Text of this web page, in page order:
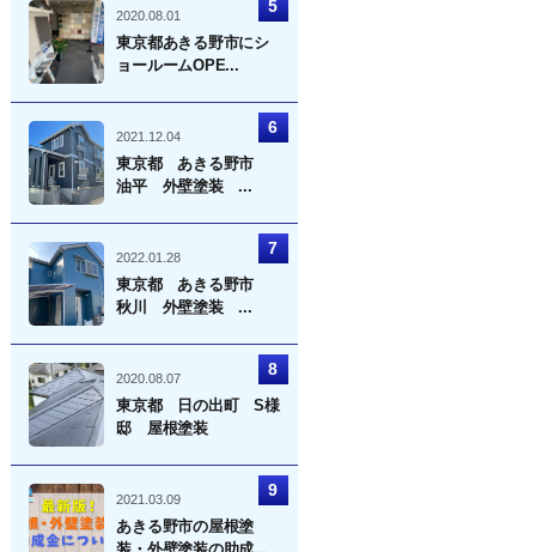
2020.08.01
東京都あきる野市にシ
ョールームOPE...
2021.12.04
東京都 あきる野市
油平 外壁塗装 ...
2022.01.28
東京都 あきる野市
秋川 外壁塗装 ...
2020.08.07
東京都 日の出町 S様
邸 屋根塗装
2021.03.09
あきる野市の屋根塗